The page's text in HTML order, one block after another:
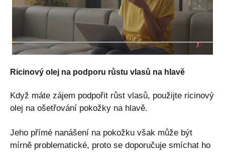
Ricinový olej na podporu růstu vlasů na hlavě
Když máte zájem podpořit růst vlasů, použijte ricinový
olej na ošetřování pokožky na hlavě.
Jeho přímé nanášení na pokožku však může být
mírně problematické, proto se doporučuje smíchat ho